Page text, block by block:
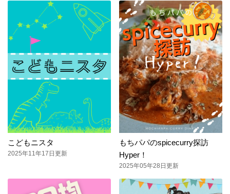
こどもニスタ
2025年11年17日更新
もちパパのspicecurry探訪
Hyper！
2025年05年28日更新